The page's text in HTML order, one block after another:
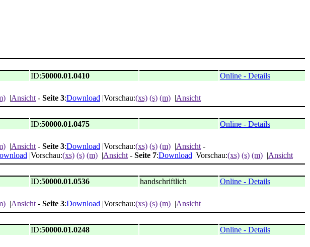
ID:50000.01.0410
Online - Details
|Ansicht - Seite 3:Download |Vorschau:(xs) (s) (m) |Ansicht
ID:50000.01.0475
Online - Details
|Ansicht - Seite 3:Download |Vorschau:(xs) (s) (m) |Ansicht -
|Vorschau:(xs) (s) (m) |Ansicht - Seite 7:Download |Vorschau:(xs) (s) (m) |Ansicht
ID:50000.01.0536 handschriftlich
Online - Details
|Ansicht - Seite 3:Download |Vorschau:(xs) (s) (m) |Ansicht
ID:50000.01.0248
Online - Details